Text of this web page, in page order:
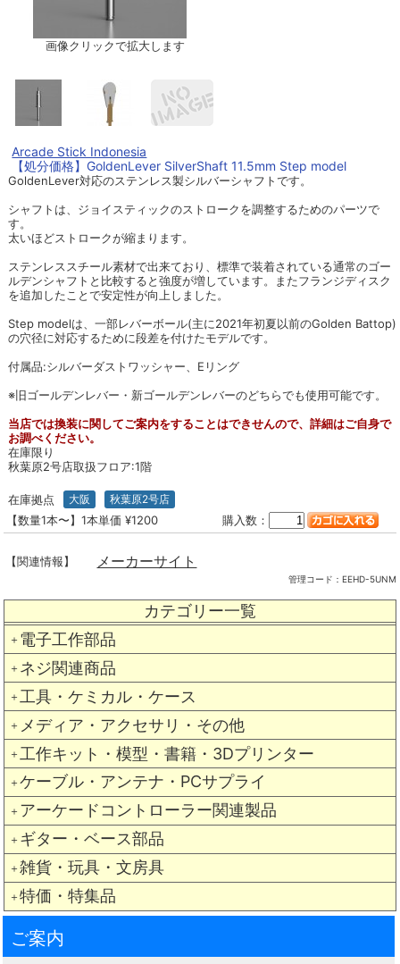
カテゴリー一覧
＋ 電子工作部品
＋ ネジ関連商品
＋ 工具・ケミカル・ケース
＋ メディア・アクセサリ・その他
＋ 工作キット・模型・書籍・3Dプリンター
＋ ケーブル・アンテナ・PCサプライ
＋ アーケードコントローラー関連製品
＋ ギター・ベース部品
＋ 雑貨・玩具・文房具
＋ 特価・特集品
画像クリックで拡大します
Arcade Stick Indonesia
【処分価格】GoldenLever SilverShaft 11.5mm Step model
GoldenLever対応のステンレス製シルバーシャフトです。
シャフトは、ジョイスティックのストロークを調整するためのパーツで
す。
太いほどストロークが縮まります。
ステンレススチール素材で出来ており、標準で装着されている通常のゴー
ルデンシャフトと比較すると強度が増しています。またフランジディスク
を追加したことで安定性が向上しました。
Step modelは、一部レバーボール(主に2021年初夏以前のGolden Battop)
の穴径に対応するために段差を付けたモデルです。
付属品:シルバーダストワッシャー、Eリング
※旧ゴールデンレバー・新ゴールデンレバーのどちらでも使用可能です。
当店では換装に関してご案内をすることはできせんので、詳細はご自身で
お調べください。
在庫限り
秋葉原2号店取扱フロア:1階
在庫拠点 大阪 秋葉原2号店
【数量1本〜】1本単価 ¥1200 購入数：
【関連情報】 メーカーサイト
管理コード： EEHD-5UNM
ご案内